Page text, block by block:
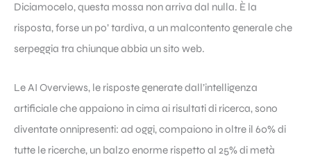
Diciamocelo, questa mossa non arriva dal nulla. È la
risposta, forse un po’ tardiva, a un malcontento generale che
serpeggia tra chiunque abbia un sito web.
Le AI Overviews, le risposte generate dall’intelligenza
artificiale che appaiono in cima ai risultati di ricerca, sono
diventate onnipresenti: ad oggi, compaiono in oltre il 60% di
tutte le ricerche, un balzo enorme rispetto al 25% di metà